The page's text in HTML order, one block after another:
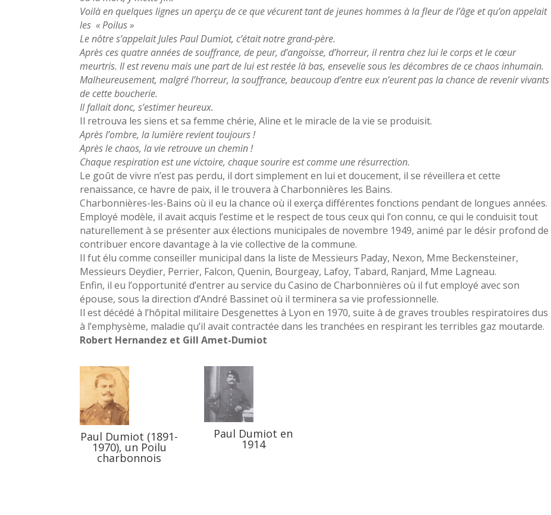
Voilà en quelques lignes un aperçu de ce que vécurent tant de jeunes hommes à la fleur de l’âge et qu’on appelait
les « Poilus »
Le nôtre s’appelait Jules Paul Dumiot, c’était notre grand-père.
Après ces quatre années de souffrance, de peur, d’angoisse, d’horreur, il rentra chez lui le corps et le cœur
meurtris. Il est revenu mais une part de lui est restée là bas, ensevelie sous les décombres de ce chaos inhumain.
Malheureusement, malgré l’horreur, la souffrance, beaucoup d’entre eux n’eurent pas la chance de revenir vivants
de cette boucherie.
Il fallait donc, s’estimer heureux.
Il retrouva les siens et sa femme chérie, Aline et le miracle de la vie se produisit.
Après l’ombre, la lumière revient toujours !
Après le chaos, la vie retrouve un chemin !
Chaque respiration est une victoire, chaque sourire est comme une résurrection.
Le goût de vivre n’est pas perdu, il dort simplement en lui et doucement, il se réveillera et cette
renaissance, ce havre de paix, il le trouvera à Charbonnières les Bains.
Charbonnières-les-Bains où il eu la chance où il exerça différentes fonctions pendant de longues années.
Employé modèle, il avait acquis l’estime et le respect de tous ceux qui l’on connu, ce qui le conduisit tout
naturellement à se présenter aux élections municipales de novembre 1949, animé par le désir profond de
contribuer encore davantage à la vie collective de la commune.
Il fut élu comme conseiller municipal dans la liste de Messieurs Paday, Nexon, Mme Beckensteiner,
Messieurs Deydier, Perrier, Falcon, Quenin, Bourgeay, Lafoy, Tabard, Ranjard, Mme Lagneau.
Enfin, il eu l’opportunité d’entrer au service du Casino de Charbonnières où il fut employé avec son
épouse, sous la direction d’André Bassinet où il terminera sa vie professionnelle.
Il est décédé à l’hôpital militaire Desgenettes à Lyon en 1970, suite à de graves troubles respiratoires dus
à l’emphysème, maladie qu’il avait contractée dans les tranchées en respirant les terribles gaz moutarde.
Robert Hernandez et Gill Amet-Dumiot
Paul Dumiot (1891-
1970), un Poilu
charbonnois
Paul Dumiot en
1914